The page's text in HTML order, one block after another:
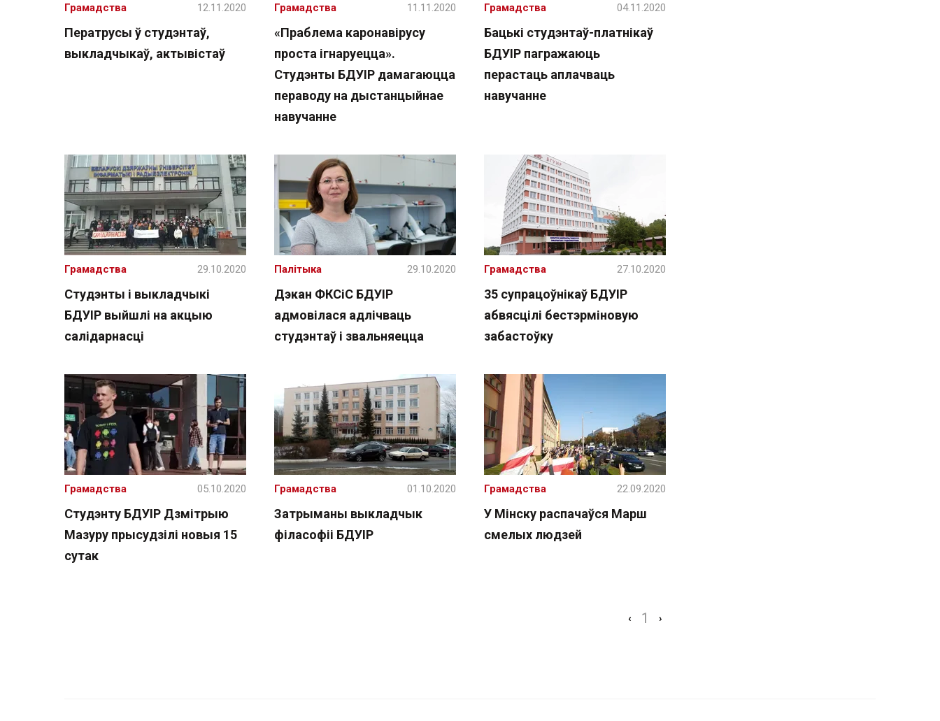
Ператрусы ў студэнтаў,
выкладчыкаў, актывістаў
Грамадства 12.11.2020
«Праблема каронавірусу
проста ігнаруецца».
Студэнты БДУІР дамагаюцца
пераводу на дыстанцыйнае
навучанне
Грамадства 11.11.2020
Бацькі студэнтаў-платнікаў
БДУІР пагражаюць
перастаць аплачваць
навучанне
Грамадства 04.11.2020
Студэнты і выкладчыкі
БДУІР выйшлі на акцыю
салідарнасці
Грамадства 29.10.2020
Дэкан ФКСіC БДУІР
адмовілася адлічваць
студэнтаў і звальняецца
Палітыка 29.10.2020
35 супрацоўнікаў БДУІР
абвясцілі бестэрміновую
забастоўку
Грамадства 27.10.2020
Студэнту БДУІР Дзмітрыю
Мазуру прысудзілі новыя 15
сутак
Грамадства 05.10.2020
Затрыманы выкладчык
філасофіі БДУІР
Грамадства 01.10.2020
У Мінску распачаўся Марш
смелых людзей
Грамадства 22.09.2020
‹ 1 ›